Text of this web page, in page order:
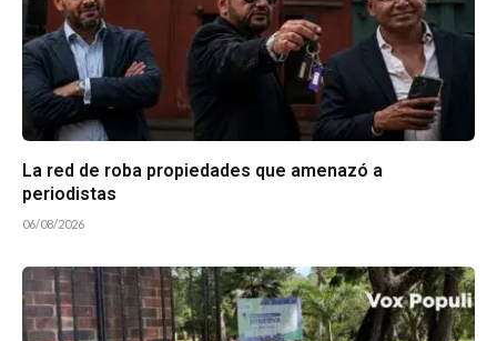
La red de roba propiedades que amenazó a
periodistas
06/08/2026